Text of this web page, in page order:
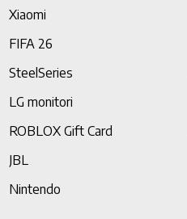
Xiaomi
FIFA 26
SteelSeries
LG monitori
ROBLOX Gift Card
JBL
Nintendo